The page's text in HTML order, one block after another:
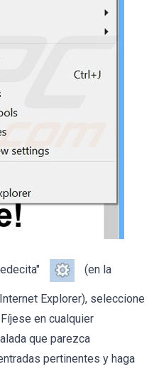
(en la
Explorer), seleccione
en cualquier
que parezca
pertinentes y haga